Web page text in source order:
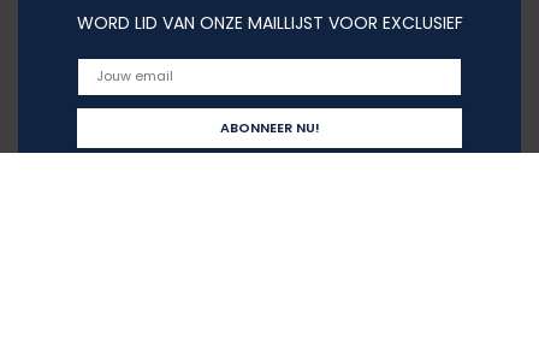
WORD LID VAN ONZE MAILLIJST VOOR EXCLUSIEF